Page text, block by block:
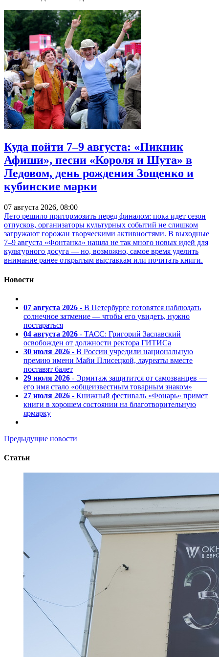
Куда пойти 7–9 августа: «Пикник
Афиши», песни «Короля и Шута» в
Ледовом, день рождения Зощенко и
кубинские марки
07 августа 2026, 08:00
Лето решило притормозить перед финалом: пока идет сезон
отпусков, организаторы культурных событий не слишком
загружают горожан творческими активностями. В выходные
7–9 августа «Фонтанка» нашла не так много новых идей для
культурного досуга — но, возможно, самое время уделить
внимание ранее открытым выставкам или почитать книги.
Новости
07 августа 2026 - В Петербурге готовятся наблюдать
солнечное затмение — чтобы его увидеть, нужно
постараться
04 августа 2026 - ТАСС: Григорий Заславский
освобожден от должности ректора ГИТИСа
30 июля 2026 - В России учредили национальную
премию имени Майи Плисецкой, лауреаты вместе
поставят балет
29 июля 2026 - Эрмитаж защитится от самозванцев —
его имя стало «общеизвестным товарным знаком»
27 июля 2026 - Книжный фестиваль «Фонарь» примет
книги в хорошем состоянии на благотворительную
ярмарку
Предыдущие новости
Статьи